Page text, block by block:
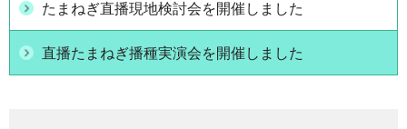
たまねぎ直播現地検討会を開催しました
直播たまねぎ播種実演会を開催しました